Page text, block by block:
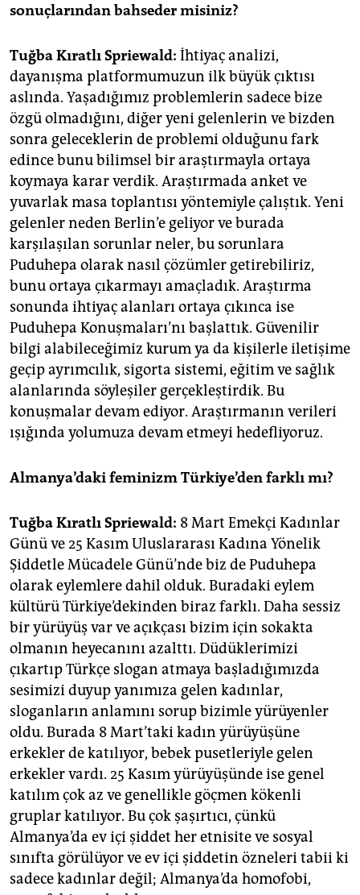
sonuçlarından bahseder misiniz?
Tuğba Kıratlı Spriewald: İhtiyaç analizi,
dayanışma platformumuzun ilk büyük çıktısı
aslında. Yaşadığımız problemlerin sadece bize
özgü olmadığını, diğer yeni gelenlerin ve bizden
sonra geleceklerin de problemi olduğunu fark
edince bunu bilimsel bir araştırmayla ortaya
koymaya karar verdik. Araştırmada anket ve
yuvarlak masa toplantısı yöntemiyle çalıştık. Yeni
gelenler neden Berlin’e geliyor ve burada
karşılaşılan sorunlar neler, bu sorunlara
Puduhepa olarak nasıl çözümler getirebiliriz,
bunu ortaya çıkarmayı amaçladık. Araştırma
sonunda ihtiyaç alanları ortaya çıkınca ise
Puduhepa Konuşmaları’nı başlattık. Güvenilir
bilgi alabileceğimiz kurum ya da kişilerle iletişime
geçip ayrımcılık, sigorta sistemi, eğitim ve sağlık
alanlarında söyleşiler gerçekleştirdik. Bu
konuşmalar devam ediyor. Araştırmanın verileri
ışığında yolumuza devam etmeyi hedefliyoruz.
Almanya’daki feminizm Türkiye’den farklı mı?
Tuğba Kıratlı Spriewald: 8 Mart Emekçi Kadınlar
Günü ve 25 Kasım Uluslararası Kadına Yönelik
Şiddetle Mücadele Günü’nde biz de Puduhepa
olarak eylemlere dahil olduk. Buradaki eylem
kültürü Türkiye’dekinden biraz farklı. Daha sessiz
bir yürüyüş var ve açıkçası bizim için sokakta
olmanın heyecanını azalttı. Düdüklerimizi
çıkartıp Türkçe slogan atmaya başladığımızda
sesimizi duyup yanımıza gelen kadınlar,
sloganların anlamını sorup bizimle yürüyenler
oldu. Burada 8 Mart’taki kadın yürüyüşüne
erkekler de katılıyor, bebek pusetleriyle gelen
erkekler vardı. 25 Kasım yürüyüşünde ise genel
katılım çok az ve genellikle göçmen kökenli
gruplar katılıyor. Bu çok şaşırtıcı, çünkü
Almanya’da ev içi şiddet her etnisite ve sosyal
sınıfta görülüyor ve ev içi şiddetin özneleri tabii ki
sadece kadınlar değil; Almanya’da homofobi,